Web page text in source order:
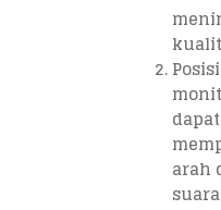
dapat
arah